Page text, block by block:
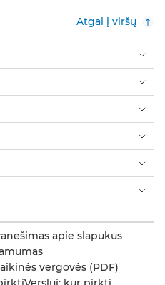
Atgal į viršų
apie slapukus
vergovės (PDF)